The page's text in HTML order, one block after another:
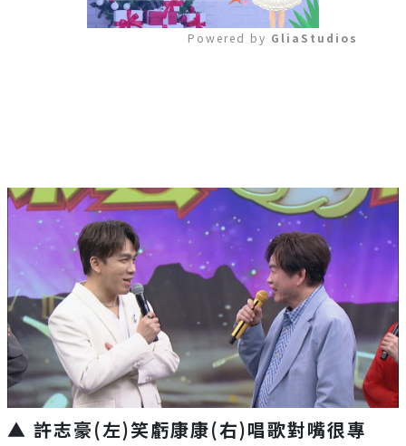
Powered by GliaStudios
▲ 許志豪(左)笑虧康康(右)唱歌對嘴很專